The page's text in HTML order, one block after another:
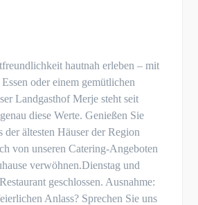
hautnah erleben – mit
oder einem gemütlichen
Landgasthof Merje steht seit
diese Werte. Genießen Sie
der ältesten Häuser der Region
von unseren Catering-Angeboten
verwöhnen.Dienstag und
geschlossen. Ausnahme:
Anlass? Sprechen Sie uns